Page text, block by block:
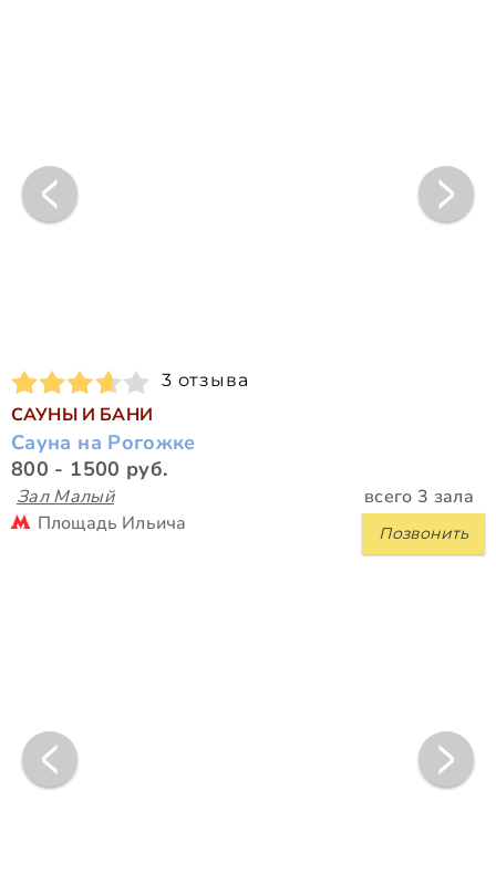
3 отзыва
САУНЫ И БАНИ
Сауна на Рогожке
800 - 1500 руб.
Зал Малый всего 3 зала
Позвонить
Площадь Ильича